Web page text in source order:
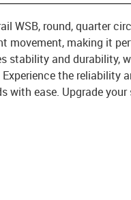
WSB, round, quarter
movement, making it
stability and durability,
the reliability
with ease. Upgrade